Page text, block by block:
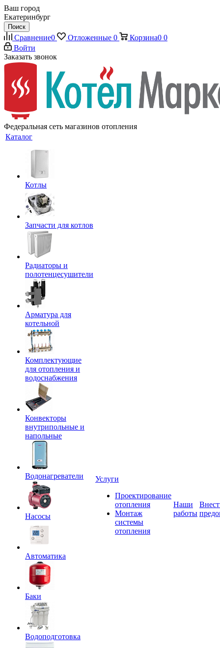
Ваш город
Екатеринбург
Поиск
Сравнение0 Отложенные 0 Корзина0 0
Войти
Заказать звонок
Федеральная сеть магазинов отопления
Каталог
Котлы
Запчасти для котлов
Радиаторы и
полотенцесушители
Арматура для
котельной
Комплектующие
для отопления и
водоснабжения
Конвекторы
внутрипольные и
напольные
Водонагреватели
Насосы
Автоматика
Баки
Водоподготовка
Услуги
Проектирование
отопления
Монтаж
системы
отопления
Наши
работы